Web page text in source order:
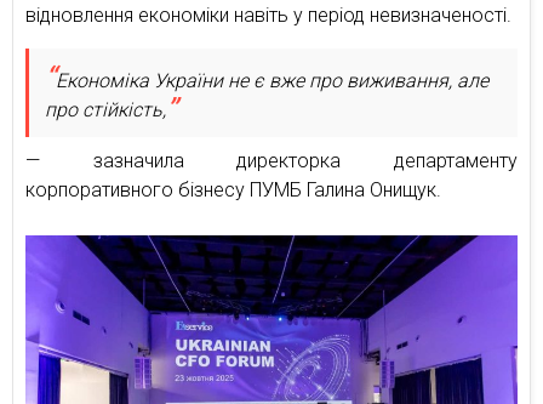
відновлення економіки навіть у період невизначеності.
Економіка України не є вже про виживання, але
про стійкість,
— зазначила директорка департаменту
корпоративного бізнесу ПУМБ Галина Онищук.